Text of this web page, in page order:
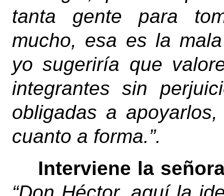
tanta gente para
mucho, esa es la
yo sugeriría que
integrantes sin
obligadas a
cuanto a forma.”.
Interviene la